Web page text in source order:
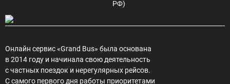
РФ)
Онлайн сервис «Grand Bus» была основана
в 2014 году и начинала свою деятельность
с частных поездок и нерегулярных рейсов.
С самого первого дня работы приоритетами